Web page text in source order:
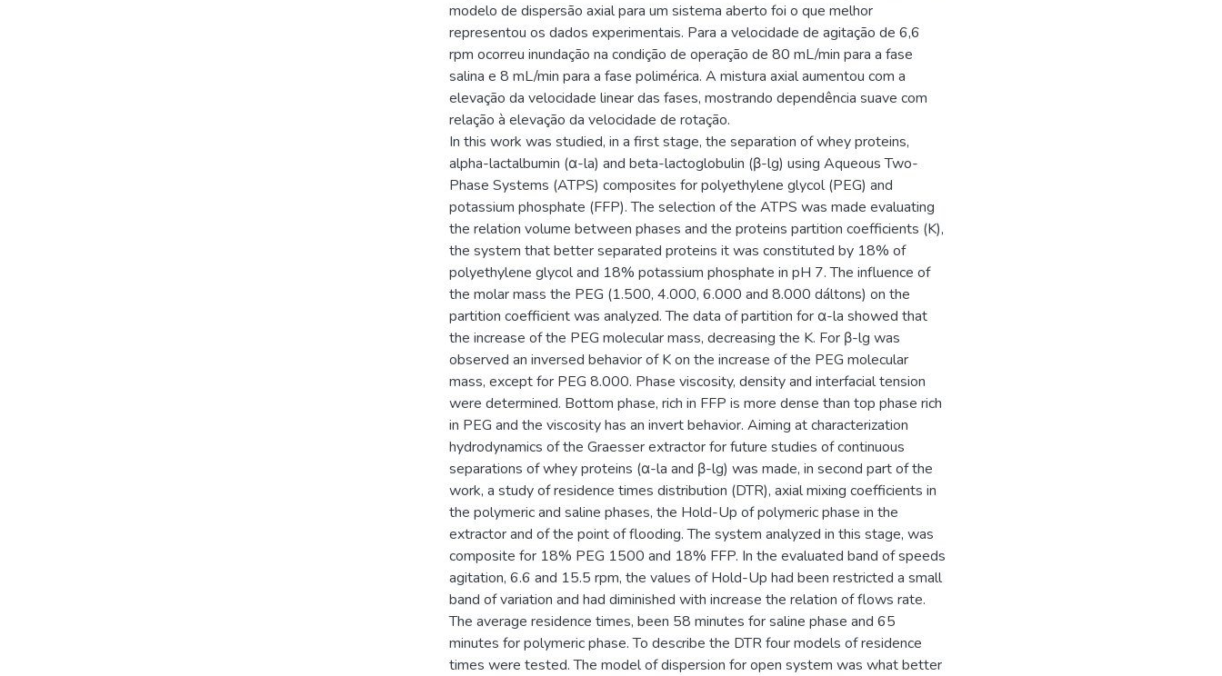
modelo de dispersão axial para um sistema aberto foi o que melhor
representou os dados experimentais. Para a velocidade de agitação de 6,6
rpm ocorreu inundação na condição de operação de 80 mL/min para a fase
salina e 8 mL/min para a fase polimérica. A mistura axial aumentou com a
elevação da velocidade linear das fases, mostrando dependência suave com
relação à elevação da velocidade de rotação.
In this work was studied, in a first stage, the separation of whey proteins,
alpha-lactalbumin (α-la) and beta-lactoglobulin (β-lg) using Aqueous Two-
Phase Systems (ATPS) composites for polyethylene glycol (PEG) and
potassium phosphate (FFP). The selection of the ATPS was made evaluating
the relation volume between phases and the proteins partition coefficients (K),
the system that better separated proteins it was constituted by 18% of
polyethylene glycol and 18% potassium phosphate in pH 7. The influence of
the molar mass the PEG (1.500, 4.000, 6.000 and 8.000 dáltons) on the
partition coefficient was analyzed. The data of partition for α-la showed that
the increase of the PEG molecular mass, decreasing the K. For β-lg was
observed an inversed behavior of K on the increase of the PEG molecular
mass, except for PEG 8.000. Phase viscosity, density and interfacial tension
were determined. Bottom phase, rich in FFP is more dense than top phase rich
in PEG and the viscosity has an invert behavior. Aiming at characterization
hydrodynamics of the Graesser extractor for future studies of continuous
separations of whey proteins (α-la and β-lg) was made, in second part of the
work, a study of residence times distribution (DTR), axial mixing coefficients in
the polymeric and saline phases, the Hold-Up of polymeric phase in the
extractor and of the point of flooding. The system analyzed in this stage, was
composite for 18% PEG 1500 and 18% FFP. In the evaluated band of speeds
agitation, 6.6 and 15.5 rpm, the values of Hold-Up had been restricted a small
band of variation and had diminished with increase the relation of flows rate.
The average residence times, been 58 minutes for saline phase and 65
minutes for polymeric phase. To describe the DTR four models of residence
times were tested. The model of dispersion for open system was what better